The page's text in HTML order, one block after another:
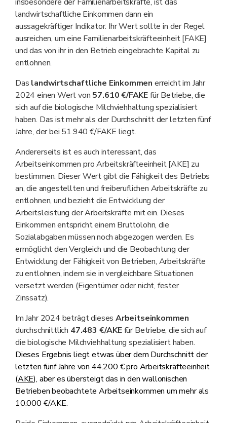
landwirtschaftliche Einkommen dann ein
aussagekräftiger Indikator. Ihr Wert sollte in der Regel
ausreichen, um eine Familienarbeitskräfteeinheit [FAKE]
und das von ihr in den Betrieb eingebrachte Kapital zu
entlohnen.
Das landwirtschaftliche Einkommen erreicht im Jahr
2024 einen Wert von57.610 €/FAKEfür Betriebe, die
sich auf die biologische Milchviehhaltung spezialisiert
haben. Das ist mehr als der Durchschnitt der letzten fünf
Jahre, der bei 51.940 €/FAKE liegt.
Andererseits ist es auch interessant, das
Arbeitseinkommen pro Arbeitskräfteeinheit [AKE] zu
bestimmen. Dieser Wert gibt die Fähigkeit des Betriebs
an, die angestellten und freiberuflichen Arbeitskräfte zu
entlohnen, und bezieht die Entwicklung der
Arbeitsleistung der Arbeitskräfte mit ein. Dieses
Einkommen entspricht einem Bruttolohn, die
Sozialabgaben müssen noch abgezogen werden. Es
ermöglicht den Vergleich und die Beobachtung der
Entwicklung der Fähigkeit von Betrieben, Arbeitskräfte
zu entlohnen, indem sie in vergleichbare Situationen
versetzt werden (Eigentümer oder nicht, fester
Zinssatz).
Im Jahr 2024 beträgt dieses Arbeitseinkommen
durchschnittlich 47.483 €/AKEfür Betriebe, die sich auf
die biologische Milchviehhaltung spezialisiert haben.
Dieses Ergebnis liegt etwas über dem Durchschnitt der
letzten fünf Jahre von 44.200 € pro Arbeitskräfteeinheit
(AKE), aber es übersteigt das in den wallonischen
Betrieben beobachtete Arbeitseinkommen um mehr als
10.000 €/AKE.